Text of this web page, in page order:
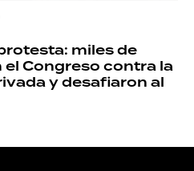
miles de
Congreso contra la
y desafiaron al